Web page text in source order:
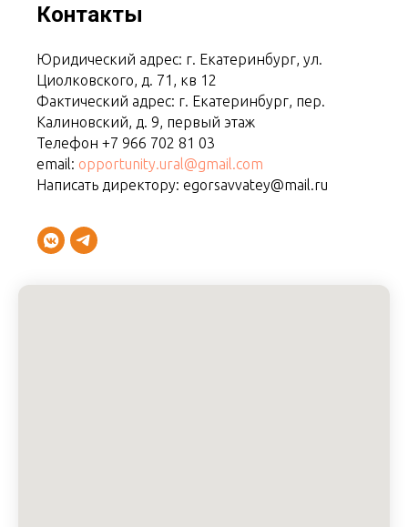
Контакты
Юридический адрес: г. Екатеринбург, ул.
Циолковского, д. 71, кв 12
Фактический адрес: г. Екатеринбург, пер.
Калиновский, д. 9, первый этаж
Телефон +7 966 702 81 03
email: opportunity.ural@gmail.com
Написать директору: egorsavvatey@mail.ru